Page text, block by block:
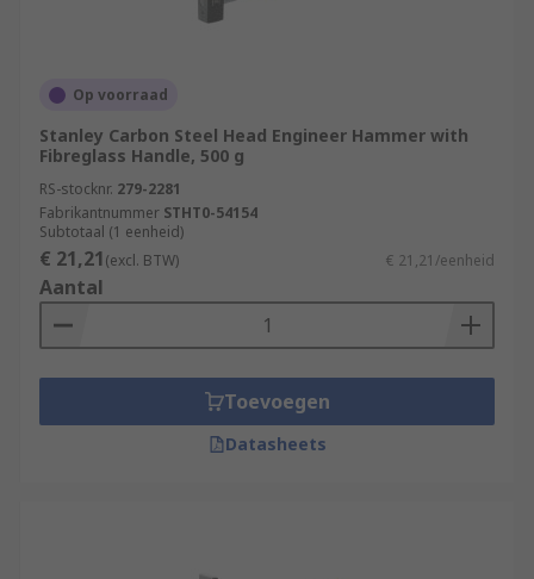
Op voorraad
Stanley Carbon Steel Head Engineer Hammer with
Fibreglass Handle, 500 g
RS-stocknr. 279-2281
Fabrikantnummer STHT0-54154
Subtotaal (1 eenheid)
€ 21,21(excl. BTW) € 21,21/eenheid
Aantal
Toevoegen
Datasheets